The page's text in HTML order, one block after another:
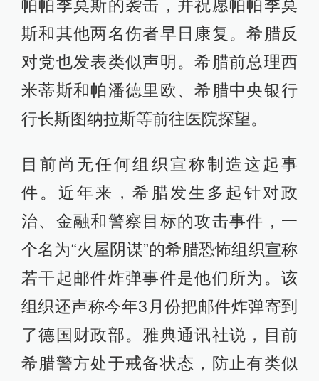
帕帕季莫斯的袭击，并祝愿帕帕季莫
斯和其他两名伤者早日康复。希腊反
对党也发表类似声明。希腊前总理西
米蒂斯和帕潘德里欧、希腊中央银行
行长斯图纳拉斯等前往医院探望。
目前尚无任何组织宣称制造这起事
件。近年来，希腊发生多起针对政
治、金融和警察目标的攻击事件，一
个名为“火屋阴谋”的希腊恐怖组织宣称
若干起邮件炸弹事件是他们所为。该
组织还声称今年3月份把邮件炸弹寄到
了德国财政部。雅典通讯社说，目前
希腊警方处于戒备状态，防止有类似